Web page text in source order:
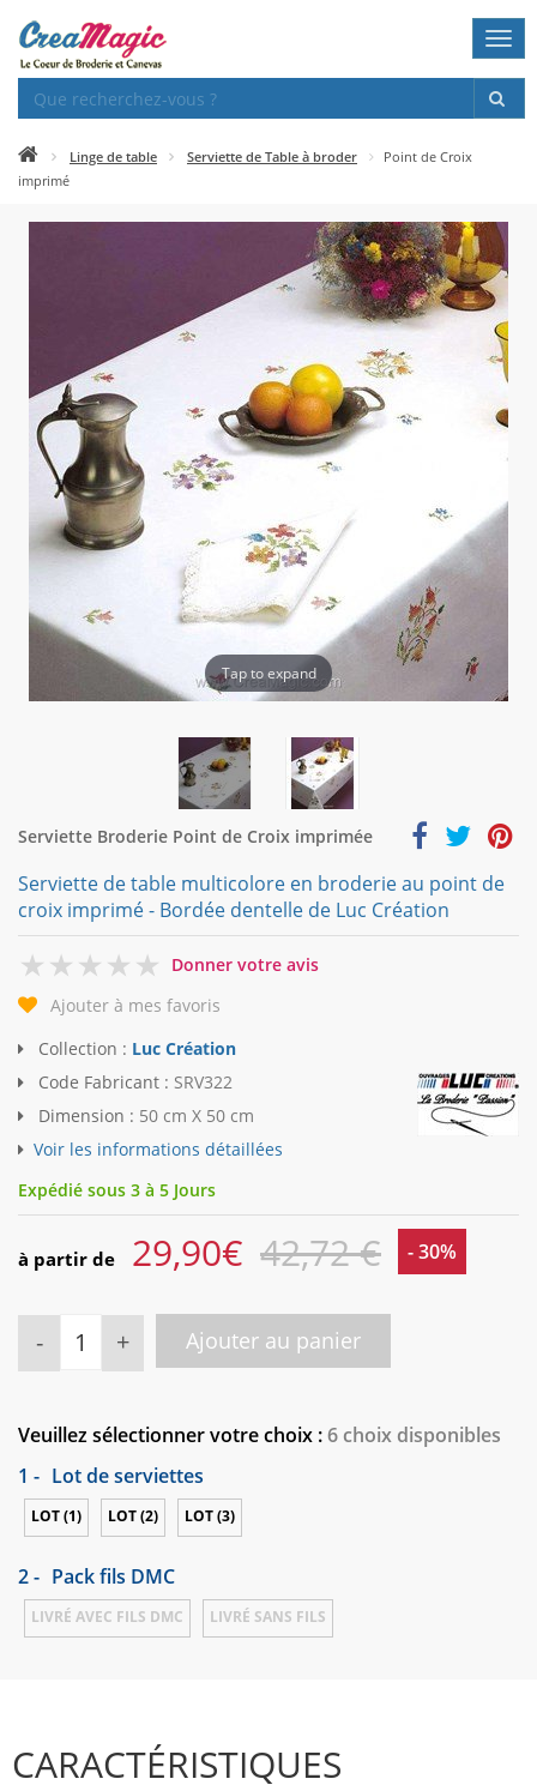
Linge de table Serviette de Table à broder
Point de Croix
imprimé
Tap to expand
Serviette Broderie Point de Croix imprimée
Serviette de table multicolore en broderie au point de
croix imprimé - Bordée dentelle de Luc Création
0
Donner votre avis
Ajouter à mes favoris
Collection : Luc Création
Code Fabricant : SRV322
Dimension : 50 cm X 50 cm
Voir les informations détaillées
Expédié sous 3 à 5 Jours
à partir de 29,90€ 42,72 € - 30%
- + Ajouter au panier
Veuillez sélectionner votre choix :6 choix disponibles
1 - Lot de serviettes
LOT (1) LOT (2) LOT (3)
2 - Pack fils DMC
LIVRÉ AVEC FILS DMC LIVRÉ SANS FILS
CARACTÉRISTIQUES